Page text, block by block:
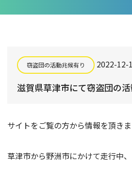
窃盗団の活動兆候有り 2022-12-
滋賀県草津市にて窃盗団の
サイトをご覧の方から情報を頂きま
草津市から野洲市にかけて走行中、